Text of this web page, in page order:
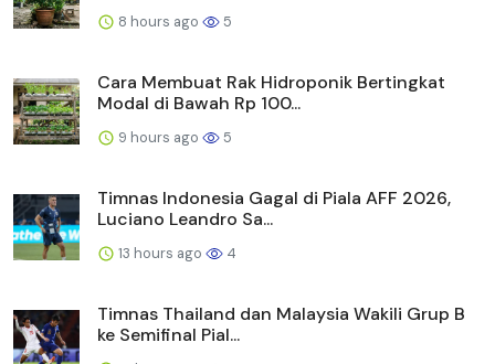
8 hours ago 5
Cara Membuat Rak Hidroponik Bertingkat
Modal di Bawah Rp 100...
9 hours ago 5
Timnas Indonesia Gagal di Piala AFF 2026,
Luciano Leandro Sa...
13 hours ago 4
Timnas Thailand dan Malaysia Wakili Grup B
ke Semifinal Pial...